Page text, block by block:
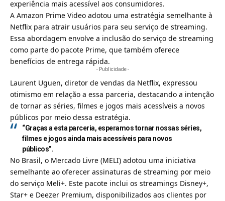
experiência mais acessível aos consumidores.
A Amazon Prime Video adotou uma estratégia semelhante à
Netflix para atrair usuários para seu serviço de streaming.
Essa abordagem envolve a inclusão do serviço de streaming
como parte do pacote Prime, que também oferece
benefícios de entrega rápida.
- Publicidade -
Laurent Uguen, diretor de vendas da Netflix, expressou
otimismo em relação a essa parceria, destacando a intenção
de tornar as séries, filmes e jogos mais acessíveis a novos
públicos por meio dessa estratégia.
“Graças a esta parceria, esperamos tornar nossas séries,
filmes e jogos ainda mais acessíveis para novos
públicos”.
No Brasil, o Mercado Livre (MELI) adotou uma iniciativa
semelhante ao oferecer assinaturas de streaming por meio
do serviço Meli+. Este pacote inclui os streamings Disney+,
Star+ e Deezer Premium, disponibilizados aos clientes por